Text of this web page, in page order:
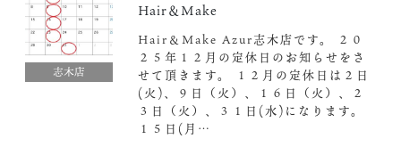
志木店
Hair＆Make
Hair＆Make Azur志木店です。 ２０
２５年１２月の定休日のお知らせをさ
せて頂きます。 １２月の定休日は２日
(火)、９日（火）、１６日（火）、２
３日（火）、３１日(水)になります。
１５日(月…